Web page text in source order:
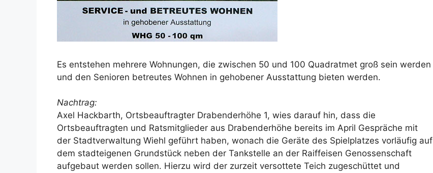
Es entstehen mehrere Wohnungen, die zwischen 50 und 100 Quadratmet groß sein werden
und den Senioren betreutes Wohnen in gehobener Ausstattung bieten werden.
Nachtrag:
Axel Hackbarth, Ortsbeauftragter Drabenderhöhe 1, wies darauf hin, dass die
Ortsbeauftragten und Ratsmitglieder aus Drabenderhöhe bereits im April Gespräche mit
der Stadtverwaltung Wiehl geführt haben, wonach die Geräte des Spielplatzes vorläufig auf
dem stadteigenen Grundstück neben der Tankstelle an der Raiffeisen Genossenschaft
aufgebaut werden sollen. Hierzu wird der zurzeit versottete Teich zugeschüttet und